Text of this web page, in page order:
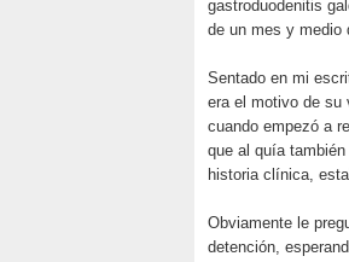
gastroduodenitis
de un mes y medio
Sentado en mi
era el motivo de su
cuando empezó a
que al quía
historia clínica,
Obviamente le
detención,